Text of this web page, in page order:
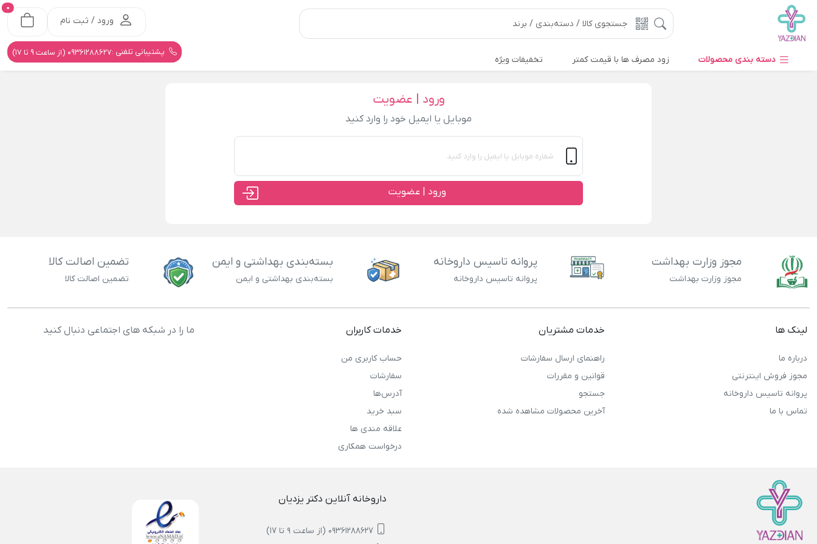
ورود / ثبت نام
0
پشتیبانی تلفنی :09361288627 (از ساعت 9 تا 17)
دسته بندی محصولات زود مصرف ها با قیمت کمتر تخفیفات ویژه
ورود | عضویت
موبایل یا ایمیل خود را وارد کنید
ورود | عضویت
مجوز وزارت بهداشت
مجوز وزارت بهداشت
پروانه تاسیس داروخانه
پروانه تاسیس داروخانه
بسته‌بندی بهداشتی و ایمن
بسته‌بندی بهداشتی و ایمن
تضمین اصالت کالا
تضمین اصالت کالا
لینک ها
درباره ما
مجوز فروش اینترنتی
پروانه تاسیس داروخانه
تماس با ما
خدمات مشتریان
راهنمای ارسال سفارشات
قوانین و مقررات
جستجو
آخرین محصولات مشاهده شده
خدمات کاربران
حساب کاربری من
سفارشات
آدرس‌ها
سبد خرید
علاقه مندی ها
درخواست همکاری
ما را در شبکه های اجتماعی دنبال کنید
داروخانه آنلاین دکتر یزدیان
09361288627 (از ساعت 9 تا 17)